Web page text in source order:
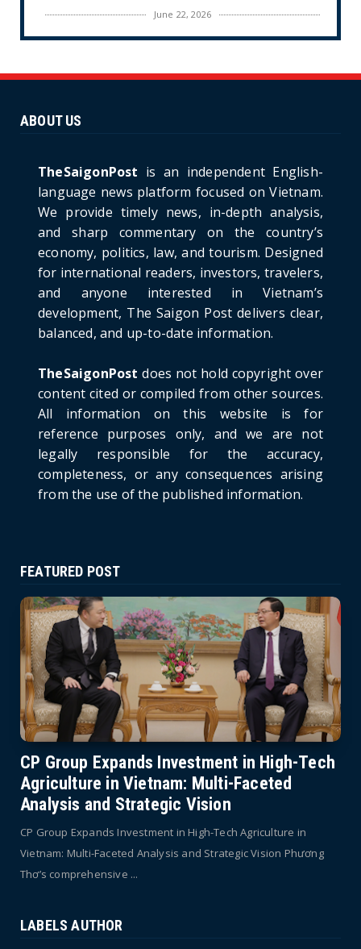
June 22, 2026
CULTURE
Ninh Bride Re-enacts...
Project: An Analysi...
June 21, 2026
HOTNEWS
Detailed Analysis of the Cooling-off Period
Law in Timeshare...
June 21, 2026
HOTNEWS
Prime Minister Lê Minh Hưng’s Visit to
Russia: A New Step Fo...
HOTNEWS
Politburo: Strictly Handle Acts of Using
Pirated Software, C...
June 21, 2026
ABOUT US
TheSaigonPost is an independent English-
language news platform focused on Vietnam.
We provide timely news, in-depth analysis,
and sharp commentary on the country’s
economy, politics, law, and tourism. Designed
for international readers, investors, travelers,
and anyone interested in Vietnam’s
development, The Saigon Post delivers clear,
balanced, and up-to-date information.
TheSaigonPost does not hold copyright over
content cited or compiled from other sources.
All information on this website is for
reference purposes only, and we are not
legally responsible for the accuracy,
completeness, or any consequences arising
from the use of the published information.
FEATURED POST
CP Group Expands Investment in High-Tech
Agriculture in Vietnam: Multi-Faceted
Analysis and Strategic Vision
CP Group Expands Investment in High-Tech Agriculture in
Vietnam: Multi-Faceted Analysis and Strategic Vision Phương
Thơ’s comprehensive ...
LABELS AUTHOR